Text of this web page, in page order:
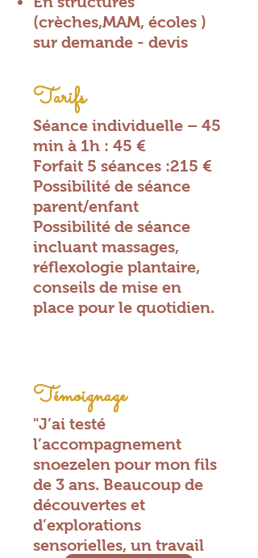
(crèches,MAM, écoles )
sur demande - devis
Tarifs
Séance individuelle – 45
min à 1h : 45 €
Forfait 5 séances :215 €
Possibilité de séance
parent/enfant
Possibilité de séance
incluant massages,
réflexologie plantaire,
conseils de mise en
place pour le quotidien.
Témoignage
"J’ai testé
l’accompagnement
snoezelen pour mon fils
de 3 ans. Beaucoup de
découvertes et
d’explorations
sensorielles, un travail